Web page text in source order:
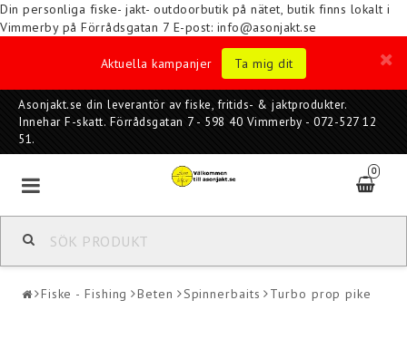
Din personliga fiske- jakt- outdoorbutik på nätet, butik finns lokalt i
Vimmerby på Förrådsgatan 7 E-post: info@asonjakt.se
Aktuella kampanjer Ta mig dit
Asonjakt.se din leverantör av fiske, fritids- & jaktprodukter.
Innehar F-skatt. Förrådsgatan 7 - 598 40 Vimmerby - 072-527 12
51.
0
Fiske - Fishing Beten Spinnerbaits Turbo prop pike